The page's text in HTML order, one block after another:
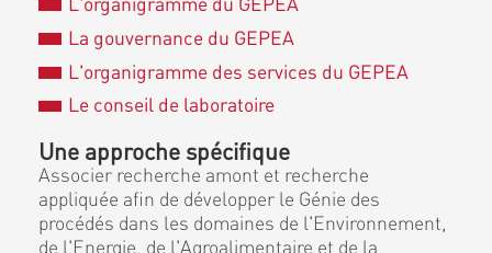
La gouvernance du GEPEA
L'organigramme des services du GEPEA
Le conseil de laboratoire
Une approche spécifique
Associer recherche amont et recherche
appliquée afin de développer le Génie des
procédés dans les domaines de l'Environnement,
de l'Energie, de l'Agroalimentaire et de la